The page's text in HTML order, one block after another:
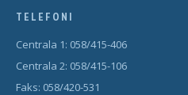
TELEFONI
Centrala 1: 058/415-406
Centrala 2: 058/415-106
Faks: 058/420-531